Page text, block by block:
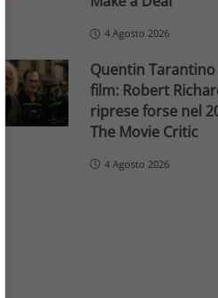
4 Agosto 2026
Quentin
film: Robert
riprese forse nel
The Movie Critic
4 Agosto 2026